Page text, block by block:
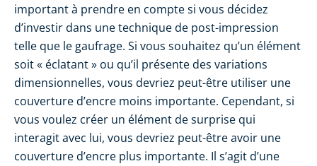
important à prendre en compte si vous décidez
d’investir dans une technique de post-impression
telle que le gaufrage. Si vous souhaitez qu’un élément
soit « éclatant » ou qu’il présente des variations
dimensionnelles, vous devriez peut-être utiliser une
couverture d’encre moins importante. Cependant, si
vous voulez créer un élément de surprise qui
interagit avec lui, vous devriez peut-être avoir une
couverture d’encre plus importante. Il s’agit d’une